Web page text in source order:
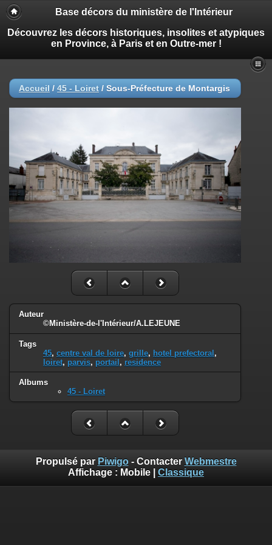
Base décors du ministère de l'Intérieur
Découvrez les décors historiques, insolites et atypiques
en Province, à Paris et en Outre-mer !
Accueil / 45 - Loiret / Sous-Préfecture de Montargis
Auteur
©Ministère-de-l'Intérieur/A.LEJEUNE
Tags
45, centre val de loire, grille, hotel prefectoral,
loiret, parvis, portail, residence
Albums
45 - Loiret
Propulsé par Piwigo- Contacter Webmestre
Affichage : Mobile Classique